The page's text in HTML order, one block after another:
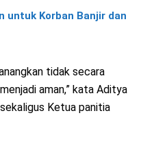
untuk Korban Banjir dan
tidak secara
aman,” kata Aditya
Ketua panitia